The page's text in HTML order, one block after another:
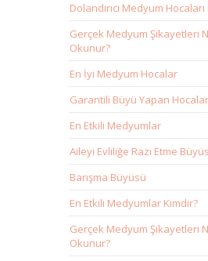
Dolandırıcı Medyum Hocaları
Gerçek Medyum Şikayetleri
Okunur?
En İyi Medyum Hocalar
Garantili Büyü Yapan Hocalar
En Etkili Medyumlar
Aileyi Evliliğe Razı Etme
Barışma Büyüsü
En Etkili Medyumlar Kimdir?
Gerçek Medyum Şikayetleri
Okunur?